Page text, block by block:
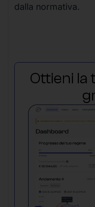
dalla normativa.
Ottieni la